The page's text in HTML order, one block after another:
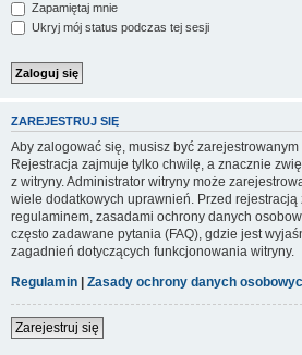
Zapamiętaj mnie
Ukryj mój status podczas tej sesji
ZAREJESTRUJ SIĘ
Aby zalogować się, musisz być zarejestrowanym
Rejestracja zajmuje tylko chwilę, a znacznie
z witryny. Administrator witryny może
wiele dodatkowych uprawnień. Przed
regulaminem, zasadami ochrony danych
często zadawane pytania (FAQ), gdzie jest
zagadnień dotyczących funkcjonowania witryny.
Regulamin | Zasady ochrony danych
Zarejestruj się